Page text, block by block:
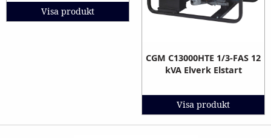
Visa produkt
CGM C13000HTE 1/3-FAS 12
kVA Elverk Elstart
Visa produkt